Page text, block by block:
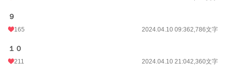
９
165 2024.04.10 09:362,786文字
１０
211 2024.04.10 21:042,360文字